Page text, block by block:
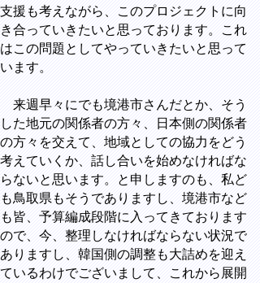
支援も考えながら、このプロジェクトに向
き合っていきたいと思っております。これ
はこの問題としてやっていきたいと思って
います。
来週早々にでも境港市さんだとか、そう
した地元の関係者の方々、日本側の関係者
の方々を交えて、地域としての協力をどう
考えていくか、話し合いを始めなければな
らないと思います。と申しますのも、私ど
も鳥取県もそうでありますし、境港市など
も皆、予算編成段階に入ってきております
ので、今、整理しなければならない状況で
ありますし、韓国側の調整も大詰めを迎え
ているわけでございまして、これから展開